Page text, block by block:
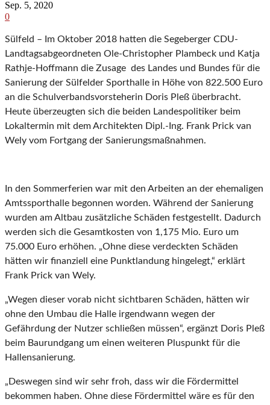
Sep. 5, 2020
0
Sülfeld – Im Oktober 2018 hatten die Segeberger CDU-
Landtagsabgeordneten Ole-Christopher Plambeck und Katja
Rathje-Hoffmann die Zusage des Landes und Bundes für die
Sanierung der Sülfelder Sporthalle in Höhe von 822.500 Euro
an die Schulverbandsvorsteherin Doris Pleß überbracht.
Heute überzeugten sich die beiden Landespolitiker beim
Lokaltermin mit dem Architekten Dipl.-Ing. Frank Prick van
Wely vom Fortgang der Sanierungsmaßnahmen.
In den Sommerferien war mit den Arbeiten an der ehemaligen
Amtssporthalle begonnen worden. Während der Sanierung
wurden am Altbau zusätzliche Schäden festgestellt. Dadurch
werden sich die Gesamtkosten von 1,175 Mio. Euro um
75.000 Euro erhöhen. „Ohne diese verdeckten Schäden
hätten wir finanziell eine Punktlandung hingelegt,“ erklärt
Frank Prick van Wely.
„Wegen dieser vorab nicht sichtbaren Schäden, hätten wir
ohne den Umbau die Halle irgendwann wegen der
Gefährdung der Nutzer schließen müssen“, ergänzt Doris Pleß
beim Baurundgang um einen weiteren Pluspunkt für die
Hallensanierung.
„Deswegen sind wir sehr froh, dass wir die Fördermittel
bekommen haben. Ohne diese Fördermittel wäre es für den